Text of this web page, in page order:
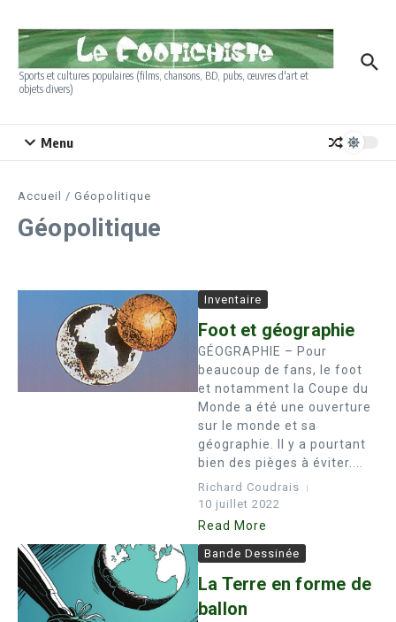
Sports et cultures populaires (films, chansons, BD, pubs, œuvres d'art et
objets divers)
Menu
Accueil / Géopolitique
Géopolitique
Inventaire
Foot et géographie
GÉOGRAPHIE – Pour
beaucoup de fans, le foot
et notamment la Coupe du
Monde a été une ouverture
sur le monde et sa
géographie. Il y a pourtant
bien des pièges à éviter....
Richard Coudrais
10 juillet 2022
Read More
Bande Dessinée
La Terre en forme de
ballon